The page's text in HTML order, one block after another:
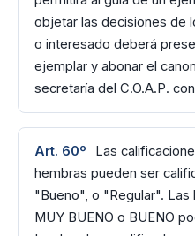
objetar las decisiones de
o interesado deberá
ejemplar y abonar el
secretaría del C.O.A.P.
Art. 60º
Las
hembras pueden ser
"Bueno", o "Regular".
MUY BUENO o BUENO